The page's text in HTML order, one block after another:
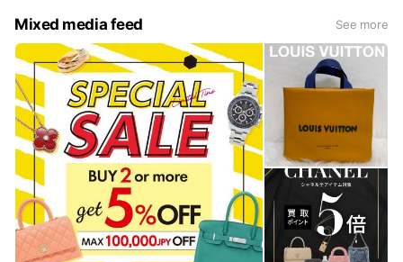
Mixed media feed See more